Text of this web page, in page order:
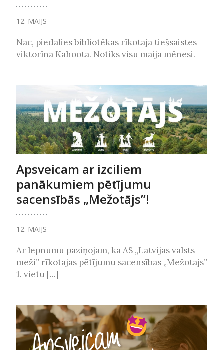
12. MAIJS
Nāc, piedalies bibliotēkas rīkotajā tiešsaistes
viktorīnā Kahootā. Notiks visu maija mēnesi.
Apsveicam ar izciliem
panākumiem pētījumu
sacensībās „Mežotājs”!
12. MAIJS
Ar lepnumu paziņojam, ka AS „Latvijas valsts
meži” rīkotajās pētījumu sacensībās „Mežotājs”
1. vietu [...]